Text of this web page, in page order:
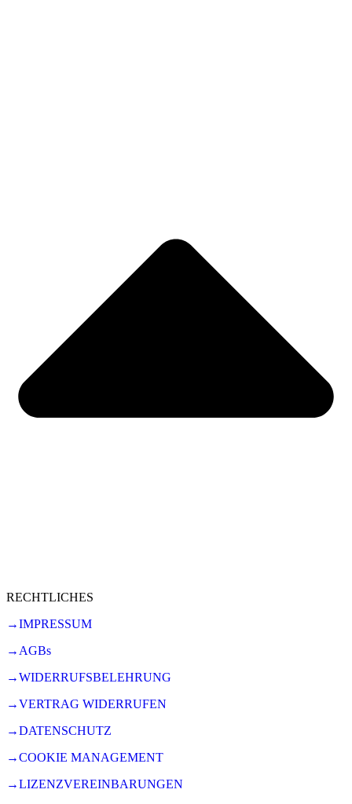
RECHTLICHES
→IMPRESSUM
→AGBs
→WIDERRUFSBELEHRUNG
→VERTRAG WIDERRUFEN
→DATENSCHUTZ
→COOKIE MANAGEMENT
→LIZENZVEREINBARUNGEN